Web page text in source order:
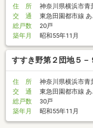
住 所
神奈川県横浜市青
交 通
東急田園都市線
総戸数
20戸
築年月
昭和55年11月
すすき野第２団地５－
住 所
神奈川県横浜市青
交 通
東急田園都市線
総戸数
30戸
築年月
昭和55年11月